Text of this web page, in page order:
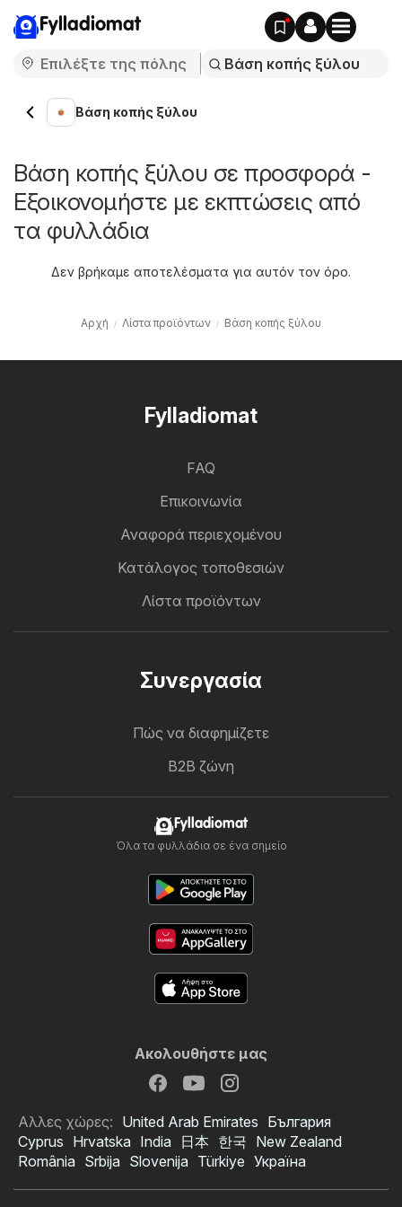
Fylladiomat
Βάση κοπής ξύλου
Βάση κοπής ξύλου σε προσφορά -
Εξοικονομήστε με εκπτώσεις από
τα φυλλάδια
Δεν βρήκαμε αποτελέσματα για αυτόν τον όρο.
Αρχή Λίστα προϊόντων Βάση κοπής ξύλου
Fylladiomat
FAQ
Επικοινωνία
Αναφορά περιεχομένου
Κατάλογος τοποθεσιών
Λίστα προϊόντων
Συνεργασία
Πώς να διαφημίζετε
B2B ζώνη
Fylladiomat
Όλα τα φυλλάδια σε ένα σημείο
Ακολουθήστε μας
Αλλες χώρες: United Arab Emirates България
Cyprus Hrvatska India 日本 한국 New Zealand
România Srbija Slovenija Türkiye Україна